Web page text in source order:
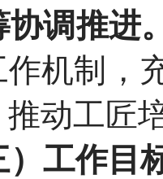
协调推进
机制，
动工匠
）工作目